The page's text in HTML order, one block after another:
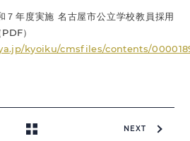
７年度実施 名古屋市公立学校教員採用
）
kyoiku/cmsfiles/contents/
NEXT